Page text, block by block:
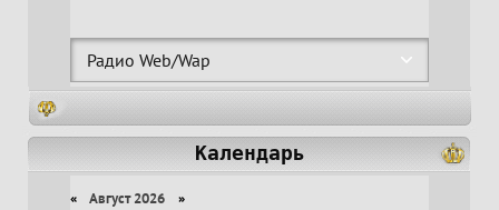
Календарь
« Август 2026 »